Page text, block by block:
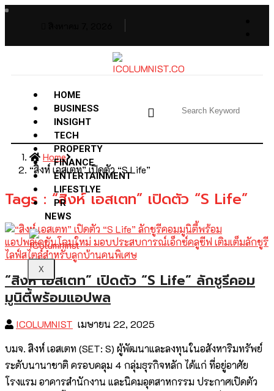
HOME
BUSINESS
INSIGHT
TECH
PROPERTY
FINANCE
ENTERTAINMENT
LIFESTLYE
PR
NEWS
X
Home
“สิงห์ เอสเตท” เปิดตัว “S Life”
Tags : “สิงห์ เอสเตท” เปิดตัว “S Life”
“สิงห์ เอสเตท” เปิดตัว “S Life” ลักชูรีคอม
มูนิตี้พร้อมแอปพล
ICOLUMNIST เมษายน 22, 2025
บมจ. สิงห์ เอสเตท (SET: S) ผู้พัฒนาและลงทุนในอสังหาริมทรัพย์
ระดับนานาชาติ ครอบคลุม 4 กลุ่มธุรกิจหลัก ได้แก่ ที่อยู่อาศัย
โรงแรม อาคารสำนักงาน และนิคมอุตสาหกรรม ประกาศเปิดตัว